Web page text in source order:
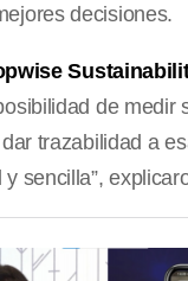
decisiones.
de medir
trazabilidad a
sencilla”,